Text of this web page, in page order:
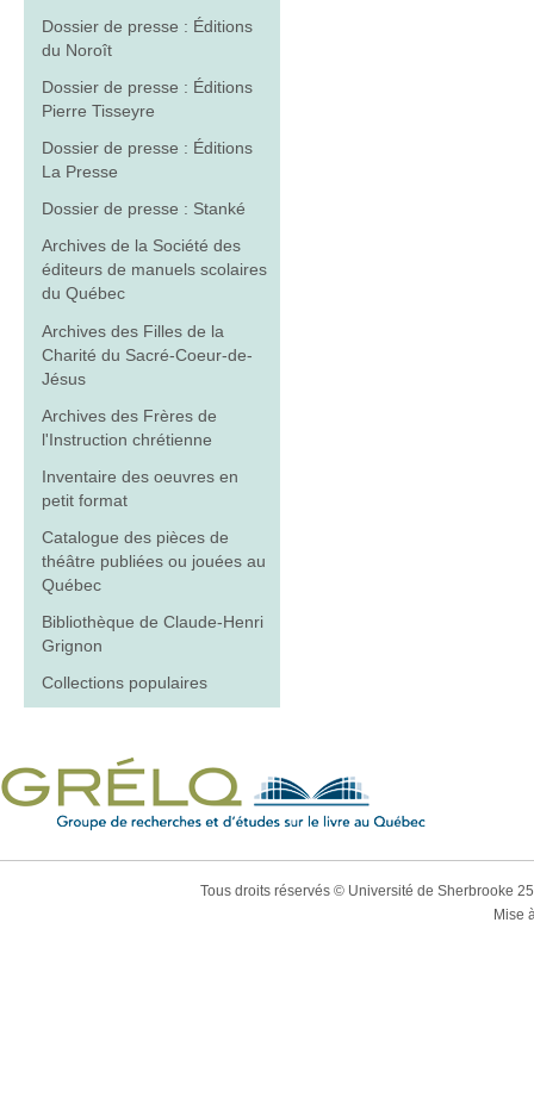
Dossier de presse : Éditions
du Noroît
Dossier de presse : Éditions
Pierre Tisseyre
Dossier de presse : Éditions
La Presse
Dossier de presse : Stanké
Archives de la Société des
éditeurs de manuels scolaires
du Québec
Archives des Filles de la
Charité du Sacré-Coeur-de-
Jésus
Archives des Frères de
l'Instruction chrétienne
Inventaire des oeuvres en
petit format
Catalogue des pièces de
théâtre publiées ou jouées au
Québec
Bibliothèque de Claude-Henri
Grignon
Collections populaires
Tous droits réservés © Université de Sherbrooke
Mise